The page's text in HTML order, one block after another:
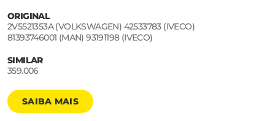
ORIGINAL
2V5521353A (VOLKSWAGEN) 42533783 (IVECO)
81393746001 (MAN) 93191198 (IVECO)
SIMILAR
359.006
SAIBA MAIS